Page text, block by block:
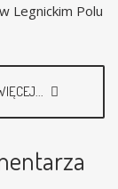
Legnickim Polu